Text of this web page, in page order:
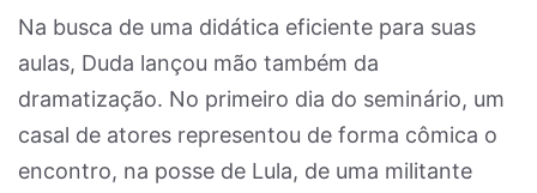
Na busca de uma didática eficiente para suas
aulas, Duda lançou mão também da
dramatização. No primeiro dia do seminário, um
casal de atores representou de forma cômica o
encontro, na posse de Lula, de uma militante